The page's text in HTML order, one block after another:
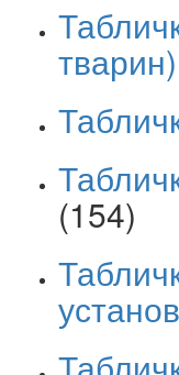
тварин)
(154)